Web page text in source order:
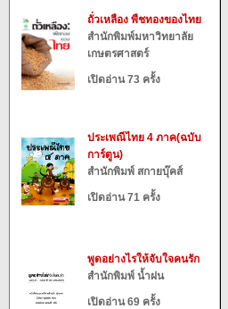
ถั่วเหลือง พืชทองของไทย
สำนักพิมพ์มหาวิทยาลัย
เกษตรศาสตร์
เปิดอ่าน 73 ครั้ง
ประเพณีไทย 4 ภาค(ฉบับ
การ์ตูน)
สำนักพิมพ์ สกายบุ๊คส์
เปิดอ่าน 71 ครั้ง
พูดอย่างไรให้จับใจคนรัก
สำนักพิมพ์ น้ำฝน
เปิดอ่าน 69 ครั้ง